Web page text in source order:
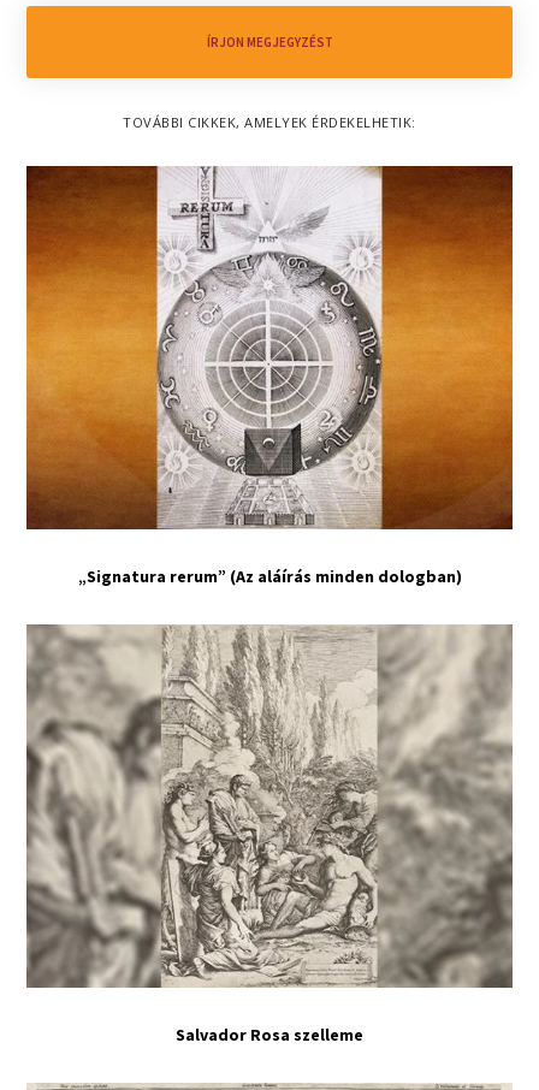
ÍRJON MEGJEGYZÉST
TOVÁBBI CIKKEK, AMELYEK ÉRDEKELHETIK:
„Signatura rerum” (Az aláírás minden dologban)
Salvador Rosa szelleme